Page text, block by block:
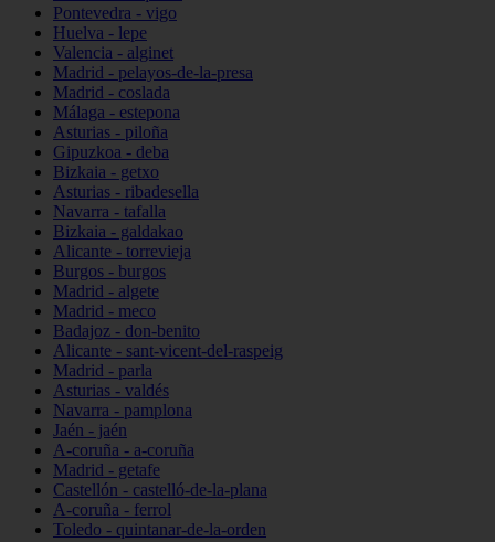
Pontevedra - vigo
Huelva - lepe
Valencia - alginet
Madrid - pelayos-de-la-presa
Madrid - coslada
Málaga - estepona
Asturias - piloña
Gipuzkoa - deba
Bizkaia - getxo
Asturias - ribadesella
Navarra - tafalla
Bizkaia - galdakao
Alicante - torrevieja
Burgos - burgos
Madrid - algete
Madrid - meco
Badajoz - don-benito
Alicante - sant-vicent-del-raspeig
Madrid - parla
Asturias - valdés
Navarra - pamplona
Jaén - jaén
A-coruña - a-coruña
Madrid - getafe
Castellón - castelló-de-la-plana
A-coruña - ferrol
Toledo - quintanar-de-la-orden